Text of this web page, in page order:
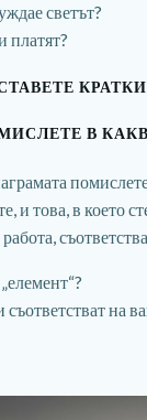
светът?
платят?
В
и това, в което
на